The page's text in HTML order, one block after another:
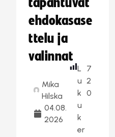
tapahtuvat
ehdokasase
ttelu ja
valinnat
Mika
Hilska
04.08.
2026
L
u
k
u
k
er
7
2
0